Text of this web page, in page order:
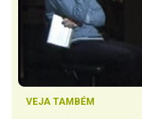
VEJA TAMBÉM